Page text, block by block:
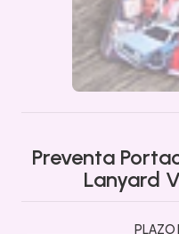
Preventa
Lanyard